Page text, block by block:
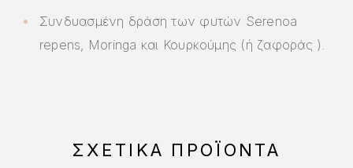
Συνδυασμένη δράση των φυτών Serenoa
repens, Moringa και Κουρκούμης (ή ζαφοράς ).
ΣΧΕΤΙΚΆ ΠΡΟΪΌΝΤΑ